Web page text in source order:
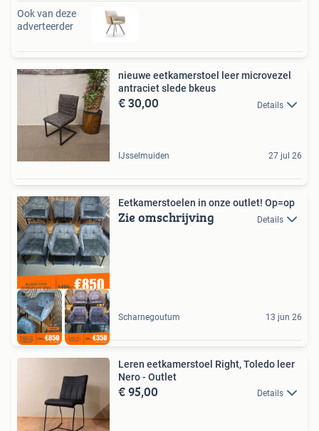
Ook van deze
adverteerder
nieuwe eetkamerstoel leer microvezel
antraciet slede bkeus
€ 30,00 Details
IJsselmuiden 27 jul 26
Eetkamerstoelen in onze outlet! Op=op
Zie omschrijving Details
Scharnegoutum 13 jun 26
Leren eetkamerstoel Right, Toledo leer
Nero - Outlet
€ 95,00 Details